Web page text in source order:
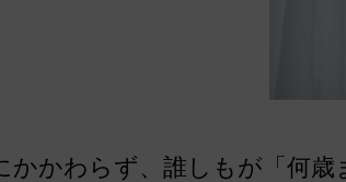
かかわらず、誰しもが「何